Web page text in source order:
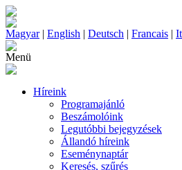
Magyar| English | Deutsch | Francais |
Menü
Híreink
Programajánló
Beszámolóink
Legutóbbi bejegyzések
Állandó híreink
Eseménynaptár
Keresés, szűrés